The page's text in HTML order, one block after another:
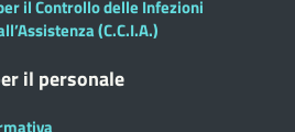
il Controllo delle Infezioni
(C.C.I.A.)
il personale